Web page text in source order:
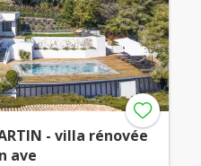
- villa rénovée
ave